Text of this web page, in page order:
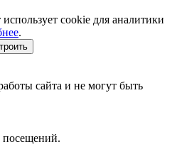
cookie для аналитики
.
сайта и не могут быть
посещений.